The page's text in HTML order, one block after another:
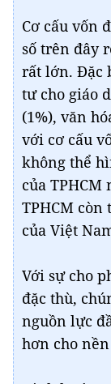
Cơ cấu vốn
số trên đây
rất lớn. Đặc
tư cho giáo
(1%), văn
với cơ cấu
không thể
của TPHCM
TPHCM
của Việt
Với sự cho
đặc thù,
nguồn lực
hơn cho